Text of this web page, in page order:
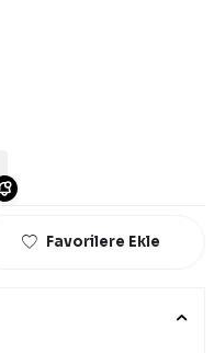
Favorilere Ekle